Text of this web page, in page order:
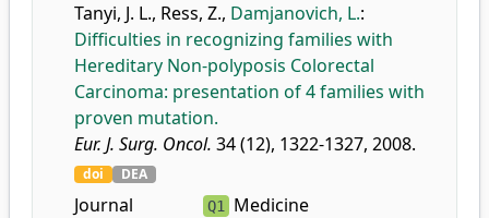
Tanyi, J. L., Ress, Z., Damjanovich, L.:
Difficulties in recognizing families with
Hereditary Non-polyposis Colorectal
Carcinoma: presentation of 4 families with
proven mutation.
Eur. J. Surg. Oncol. 34 (12), 1322-1327, 2008.
doi DEA
Journal
Q1 Medicine